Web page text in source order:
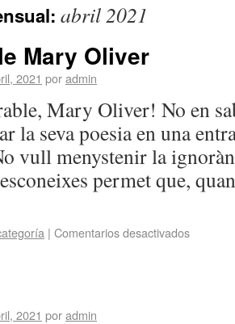
abril 2021
Mary Oliver
2021 poradmin
Mary Oliver! No en
la seva poesia en una
vull menystenir la
permet que,
| Comentarios desactivados
2021 poradmin